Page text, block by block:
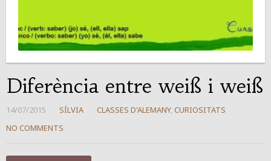
Diferència entre weiß i weiß
14/07/2015 SÍLVIA CLASSES D'ALEMANY, CURIOSITATS
NO COMMENTS